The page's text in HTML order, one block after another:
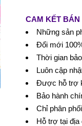
CAM KẾT BÁN
Những sản
Đổi mới
Thời gian
Luôn cập
Được hỗ trợ
Bảo hành
Chỉ phân
Hỗ trợ tại địa